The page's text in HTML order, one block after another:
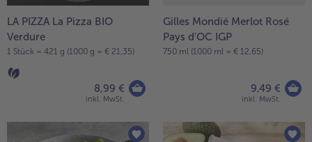
LA PIZZA La Pizza BIO
Verdure
1 Stück = 421 g (1000 g = € 21,35)
8,99 €
inkl. MwSt.
Gilles Mondié Merlot Rosé
Pays d'OC IGP
750 ml (1000 ml = € 12,65)
9,49 €
inkl. MwSt.